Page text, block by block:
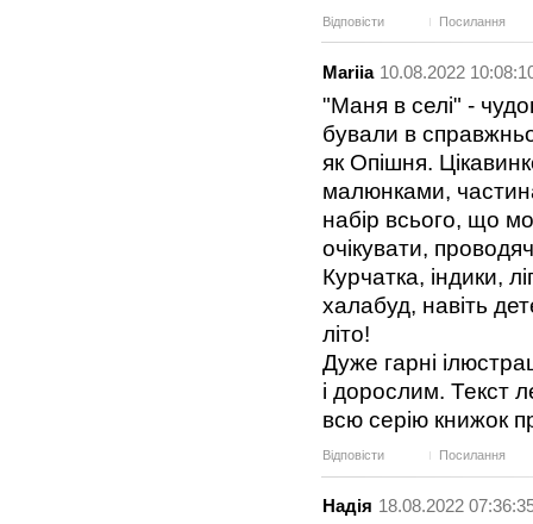
Відповісти Посилання
Mariia 10.08.2022
"Маня в селі" -
бували в
як Опішня.
малюнками,
набір всього, що
очікувати,
Курчатка, індики,
халабуд, навіть
літо!
Дуже гарні
і дорослим. Текст
всю серію книжок
Відповісти Посилання
Надія 18.08.2022